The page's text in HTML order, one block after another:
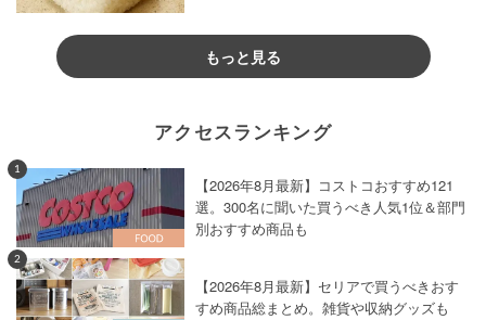
もっと見る
アクセスランキング
1
【2026年8月最新】コストコおすすめ121
選。300名に聞いた買うべき人気1位＆部門
別おすすめ商品も
2
【2026年8月最新】セリアで買うべきおす
すめ商品総まとめ。雑貨や収納グッズも